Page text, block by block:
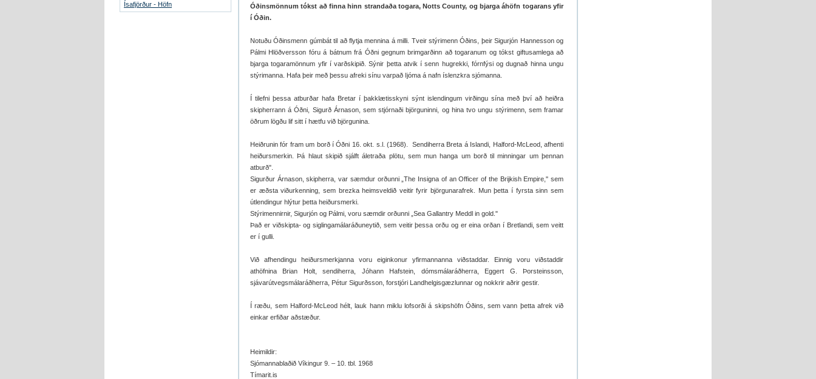
Ísafjörður - Höfn
Óðinsmönnum tókst að finna hinn strandaða togara, Notts County, og bjarga áhöfn togarans yfir
í Óðin.
Notuðu Óðinsmenn gúmbát til að flytja mennina á milli. Tveir stýrimenn Óðins, þeir Sigurjón Hannesson og
Pálmi Hlöðversson fóru á bátnum frá Óðni gegnum brimgarðinn að togaranum og tókst giftusamlega að
bjarga togaramönnum yfir í varðskipið. Sýnir þetta atvik í senn hugrekki, fórnfýsi og dugnað hinna ungu
stýrimanna. Hafa þeir með þessu afreki sínu varpað Ijóma á nafn íslenzkra sjómanna.
Í tilefni þessa atburðar hafa Bretar í þakklætisskyni sýnt islendingum virðingu sína með því að heiðra
skipherrann á Óðni, Sigurð Árnason, sem stjórnaði björguninni, og hina tvo ungu stýrimenn, sem framar
öðrum lögðu lif sitt í hætfu við björgunina.
Heiðrunin fór fram um borð í Óðni 16. okt. s.l. (1968). Sendiherra Breta á Islandi, Halford-McLeod, afhenti
heiðursmerkin. Þá hlaut skipið sjálft áletraða plötu, sem mun hanga um borð til minningar um þennan
atburð".
Sigurður Árnason, skipherra, var sæmdur orðunni „The Insigna of an Officer of the Brijkish Empire," sem
er æðsta viðurkenning, sem brezka heimsveldið veitir fyrir björgunarafrek. Mun þetta í fyrsta sinn sem
útlendingur hlýtur þetta heiðursmerki.
Stýrimennirnir, Sigurjón og Pálmi, voru sæmdir orðunni „Sea Gallantry Meddl in gold."
Það er viðskipta- og siglingamálaráðuneytið, sem veitir þessa orðu og er eina orðan í Bretlandi, sem veitt
er í gulli.
Við afhendingu heiðursmerkjanna voru eiginkonur yfirmannanna viðstaddar. Einnig voru viðstaddir
athöfnina Brian Holt, sendiherra, Jóhann Hafstein, dómsmálaráðherra, Eggert G. Þorsteinsson,
sjávarútvegsmálaráðherra, Pétur Sigurðsson, forstjóri Landhelgisgæzlunnar og nokkrir aðrir gestir.
Í ræðu, sem Halford-McLeod hélt, lauk hann miklu lofsorði á skipshöfn Óðins, sem vann þetta afrek við
einkar erfiðar aðstæður.
Heimildir:
Sjómannablaðið Víkingur 9. – 10. tbl. 1968
Tímarit.is